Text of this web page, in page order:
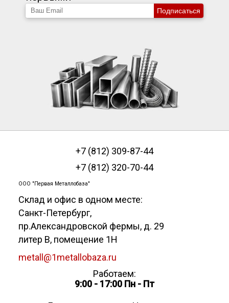
Подписаться
+7 (812) 309-87-44
+7 (812) 320-70-44
ООО "Первая Металлобаза"
Склад и офис в одном месте:
Санкт-Петербург,
пр.Александровской фермы, д. 29
литер В, помещение 1Н
metall@1metallobaza.ru
Работаем:
9:00 - 17:00 Пн - Пт